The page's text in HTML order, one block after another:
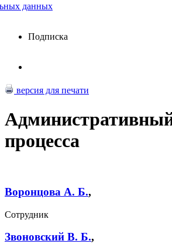
данных
Подписка
версия для печати
Административный
процесса
Воронцова А. Б.,
Сотрудник
Звоновский В. Б.,